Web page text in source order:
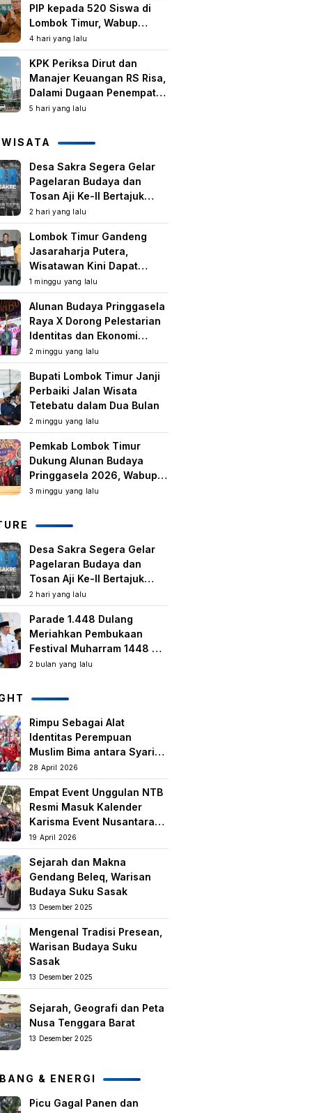
PIP kepada 520 Siswa di
Lombok Timur, Wabup
Tekankan Pentingnya
Pendidikan dan
Pencegahan Perkawinan
Anak
4 hari yang lalu
KPK Periksa Dirut dan
Manajer Keuangan RS Risa,
Dalami Dugaan Penempatan
Dana Rp2,25 Miliar oleh
5 hari yang lalu
Desa Sakra Segera Gelar
Pagelaran Budaya dan
Tosan Aji Ke-II Bertajuk
Samuhita Sakre
2 hari yang lalu
Lombok Timur Gandeng
Jasaraharja Putera,
Wisatawan Kini Dapat
Perlindungan Asuransi di
Destinasi Wisata
1 minggu yang lalu
Alunan Budaya Pringgasela
Raya X Dorong Pelestarian
Identitas dan Ekonomi
Masyarakat
2 minggu yang lalu
Bupati Lombok Timur Janji
Perbaiki Jalan Wisata
Tetebatu dalam Dua Bulan
2 minggu yang lalu
Pemkab Lombok Timur
Dukung Alunan Budaya
Pringgasela 2026, Wabup:
Kegiatan Berbasis
3 minggu yang lalu
Desa Sakra Segera Gelar
Pagelaran Budaya dan
Tosan Aji Ke-II Bertajuk
Samuhita Sakre
2 hari yang lalu
Parade 1.448 Dulang
Meriahkan Pembukaan
Festival Muharram 1448 H
di Lombok Timur
2 bulan yang lalu
Rimpu Sebagai Alat
Identitas Perempuan
Muslim Bima antara Syariat,
Tradisi lokal, dan
Manifestasi Nilai-nilai
keislaman
28 April 2026
Empat Event Unggulan NTB
Resmi Masuk Kalender
Karisma Event Nusantara
(KEN) 2026
19 April 2026
Sejarah dan Makna
Gendang Beleq, Warisan
Budaya Suku Sasak
13 Desember 2025
Mengenal Tradisi Presean,
Warisan Budaya Suku
Sasak
13 Desember 2025
Sejarah, Geografi dan Peta
Nusa Tenggara Barat
13 Desember 2025
& ENERGI
Picu Gagal Panen dan